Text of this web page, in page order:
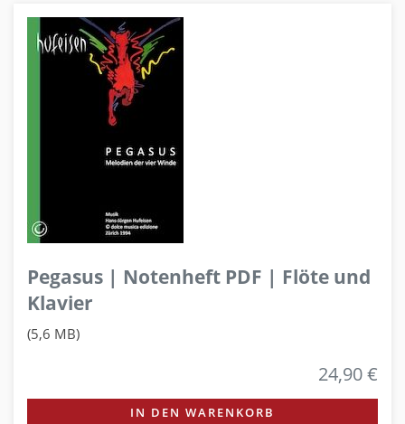
Pegasus | Notenheft PDF | Flöte und
Klavier
(5,6 MB)
24,90 €
IN DEN WARENKORB